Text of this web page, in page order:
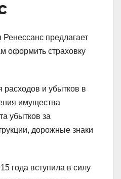
предлагает
оформить страховку
и убытков в
имущества
убытков за
дорожные знаки
года вступила в силу